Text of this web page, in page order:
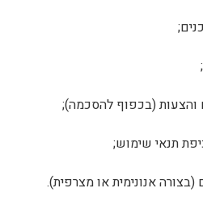
להסכמה);
או מצרפית).